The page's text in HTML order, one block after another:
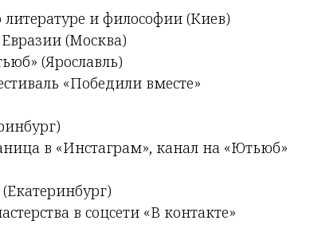
и философии (Киев)
(Москва)
(Ярославль)
«Победили вместе»
в «Инстаграм», канал на «Ютьюб»
в соцсети «В контакте»